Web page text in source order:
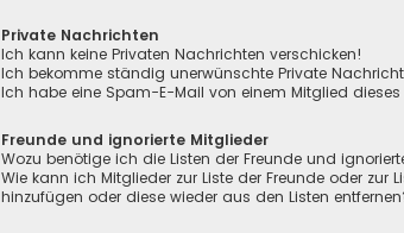
Private Nachrichten
Ich kann keine Privaten Nachrichten verschicken!
Ich bekomme ständig unerwünschte Private
Ich habe eine Spam-E-Mail von einem Mitglied dieses
Freunde und ignorierte Mitglieder
Wozu benötige ich die Listen der Freunde und
Wie kann ich Mitglieder zur Liste der Freunde oder zur
hinzufügen oder diese wieder aus den Listen